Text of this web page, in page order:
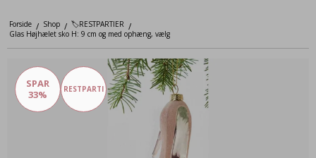
Forside / Shop / 🏷️RESTPARTIER /
Glas Højhælet sko H: 9 cm og med ophæng, vælg
SPAR
33%
RESTPARTI